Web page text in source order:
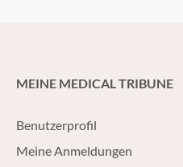
MEINE MEDICAL TRIBUNE
Benutzerprofil
Meine Anmeldungen